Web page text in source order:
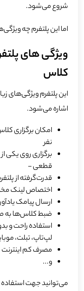
شروع می‌شود.
اما این پلتفرم چه
ویژگی‌ های
کلاس
این پلتفرم ویژگی‌های
اشاره می‌شود.
نفر
برگزاری روی یکی
قطعی -
قدرت‌گرفته از
اختصاص لینک
ارسال پیامک
ضبط کلاس‌ها به
استفاده راحت و
لپ‌تاپ، تبلت،
مصرف کم اینترنت
و...
می‌توانید جهت